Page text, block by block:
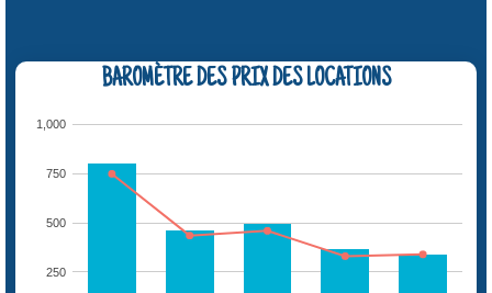
BAROMÈTRE DES PRIX DES LOCATIONS
250
500
750
1,000